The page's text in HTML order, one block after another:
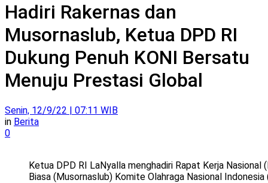
Hadiri Rakernas dan
Musornaslub, Ketua DPD RI
Dukung Penuh KONI Bersatu
Menuju Prestasi Global
Senin, 12/9/22 | 07:11 WIB
in Berita
0
Ketua DPD RI LaNyalla menghadiri Rapat Kerja Nasional
Biasa (Musornaslub) Komite Olahraga Nasional